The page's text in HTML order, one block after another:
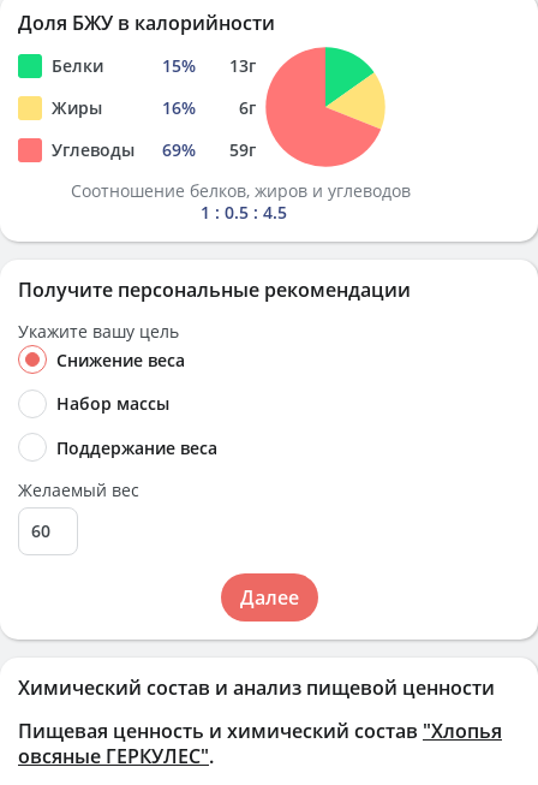
Химический состав и анализ пищевой ценности
Пищевая ценность и химический состав "Хлопья
овсяные ГЕРКУЛЕС".
Доля БЖУ в калорийности
Белки 15% 13г
Жиры
16% 6г
Углеводы
69% 59г
Соотношение белков, жиров и углеводов
1 : 0.5 : 4.5
Получите персональные рекомендации
Укажите вашу цель
Снижение веса
Набор массы
Поддержание веса
Желаемый вес
Далее